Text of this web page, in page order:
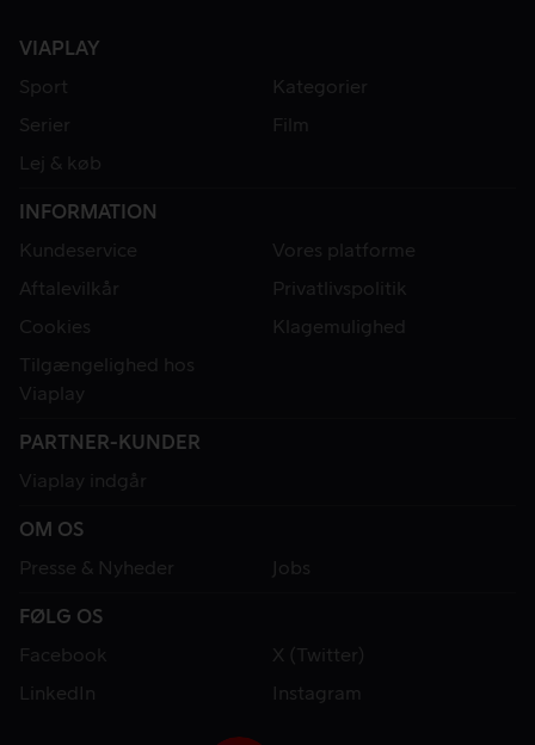
VIAPLAY
Sport
Kategorier
Serier
Film
Lej & køb
INFORMATION
Kundeservice
Vores platforme
Aftalevilkår
Privatlivspolitik
Cookies
Klagemulighed
Tilgængelighed hos
Viaplay
PARTNER-KUNDER
Viaplay indgår
OM OS
Presse & Nyheder
Jobs
FØLG OS
Facebook
X (Twitter)
LinkedIn
Instagram